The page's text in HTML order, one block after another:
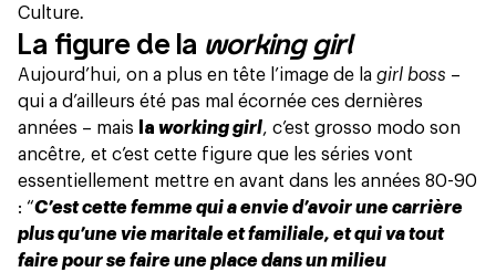
Culture.
La figure de la working girl
Aujourd’hui, on a plus en tête l’image de la girl boss –
qui a d’ailleurs été pas mal écornée ces dernières
années – mais
la working girl, c’est grosso modo son
ancêtre, et c’est cette figure que les séries vont
essentiellement mettre en avant dans les années 80-90
: “C’est cette femme qui a envie d’avoir une carrière
plus qu’une vie maritale et familiale, et qui va tout
faire pour se faire une place dans un milieu